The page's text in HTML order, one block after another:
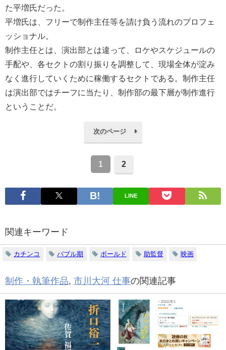
た平増氏だった。
平増氏は、フリーで制作主任等を請け負う流れのプロフェ
ッショナル。
制作主任とは、演出部とは違って、ロケやスケジュールの
手配や、各セクトの割り振りを調整して、現場全体が淀み
なく進行していくために稼働するセクトである。制作主任
は演出部ではチーフに当たり、制作部の最下層が制作進行
ということだ。
次のページ
1 2
LINE
関連キーワード
カチンコ バブル期 ボールド 助監督 映画
制作・執筆作品 市川大河 仕事の関連記事